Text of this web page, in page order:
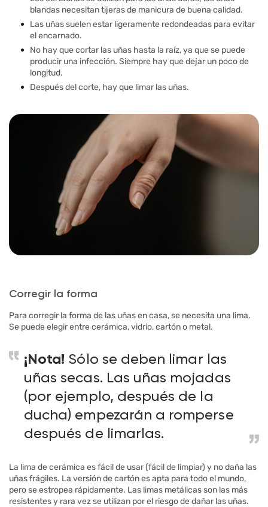
blandas necesitan tijeras de manicura de buena calidad.
Las uñas suelen estar ligeramente redondeadas para evitar
el encarnado.
No hay que cortar las uñas hasta la raíz, ya que se puede
producir una infección. Siempre hay que dejar un poco de
longitud.
Después del corte, hay que limar las uñas.
Corregir la forma
Para corregir la forma de las uñas en casa, se necesita una lima.
Se puede elegir entre cerámica, vidrio, cartón o metal.
¡Nota! Sólo se deben limar las
uñas secas. Las uñas mojadas
(por ejemplo, después de la
ducha) empezarán a romperse
después de limarlas.
La lima de cerámica es fácil de usar (fácil de limpiar) y no daña las
uñas frágiles. La versión de cartón es apta para todo el mundo,
pero se estropea rápidamente. Las limas metálicas son las más
resistentes y rara vez se utilizan por el riesgo de dañar las uñas.